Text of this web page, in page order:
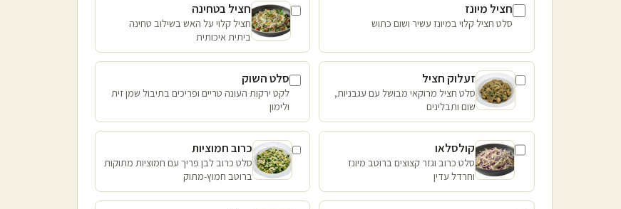
חציל מיונז
סלט חציל קלוי במיונז עשיר ושום כתוש
חציל בטחינה
חציל קלוי על האש בשילוב טחינה
ביתית איכותית
זעלוק חציל
סלט חציל מרוקאי מבושל עם עגבניות,
שום ותבלינים
סלט השוק
לקט ירקות העונה טריים ופריכים בתיבול שמן זית
ולימון
קולסלאו
סלט כרוב וגזר קצוצים ברוטב מיונז
וחרדל עדין
כרוב חמוציות
סלט כרוב לבן פריך עם חמוציות מתוקות
ברוטב חמוץ-מתוק